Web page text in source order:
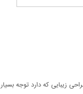
زیبایی که دارد توجه